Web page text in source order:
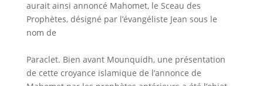
aurait ainsi annoncé Mahomet, le Sceau des
Prophètes, désigné par l’évangéliste Jean sous le
nom de
Paraclet. Bien avant Mounquidh, une présentation
de cette croyance islamique de l’annonce de